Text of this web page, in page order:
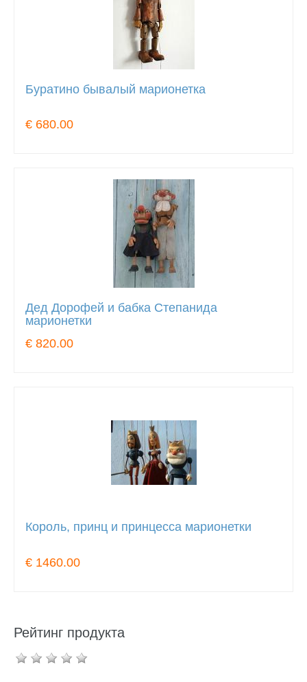
Буратино бывалый марионетка
€ 680.00
Дед Дорофей и бабка Степанида
марионетки
€ 820.00
Король, принц и принцесса марионетки
€ 1460.00
Рейтинг продукта